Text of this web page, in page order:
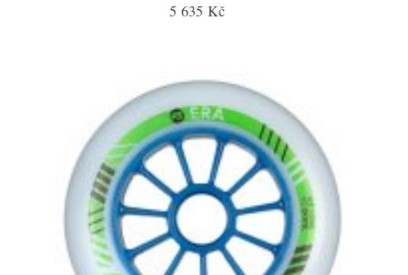
5 635 Kč